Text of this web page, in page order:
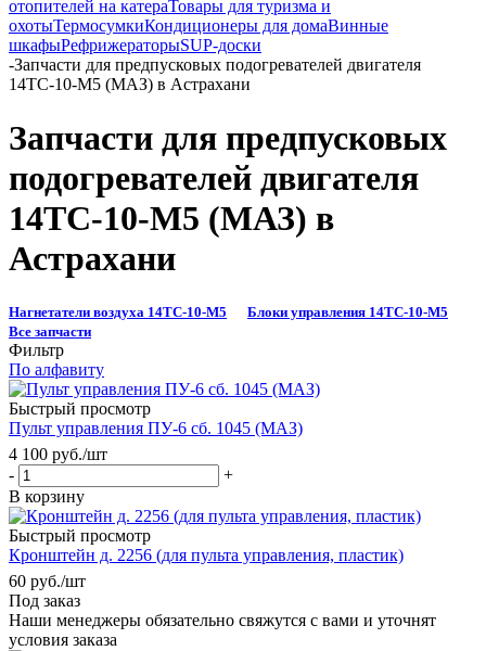
отопителей на катераТовары для туризма и
охотыТермосумкиКондиционеры для домаВинные
шкафыРефрижераторыSUP-доски
-Запчасти для предпусковых подогревателей двигателя
14ТС-10-М5 (МАЗ) в Астрахани
Запчасти для предпусковых
подогревателей двигателя
14ТС-10-М5 (МАЗ) в
Астрахани
Нагнетатели воздуха 14ТС-10-М5
Блоки управления 14ТС-10-М5
Все запчасти
Фильтр
По алфавиту
Быстрый просмотр
Пульт управления ПУ-6 сб. 1045 (МАЗ)
4 100 руб./шт
-
+
В корзину
Быстрый просмотр
Кронштейн д. 2256 (для пульта управления, пластик)
60 руб./шт
Под заказ
Наши менеджеры обязательно свяжутся с вами и уточнят
условия заказа